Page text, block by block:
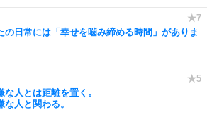
の日常には「幸せを噛み締める時間」がありま
な人とは距離を置く。
な人と関わる。